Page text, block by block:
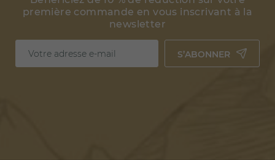
première commande en vous inscrivant à la
newsletter
S’ABONNER